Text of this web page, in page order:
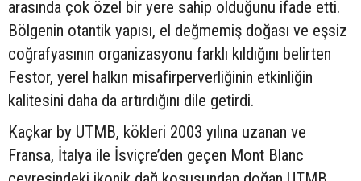
arasında çok özel bir yere sahip olduğunu ifade etti.
Bölgenin otantik yapısı, el değmemiş doğası ve eşsiz
coğrafyasının organizasyonu farklı kıldığını belirten
Festor, yerel halkın misafirperverliğinin etkinliğin
kalitesini daha da artırdığını dile getirdi.
Kaçkar by UTMB, kökleri 2003 yılına uzanan ve
Fransa, İtalya ile İsviçre’den geçen Mont Blanc